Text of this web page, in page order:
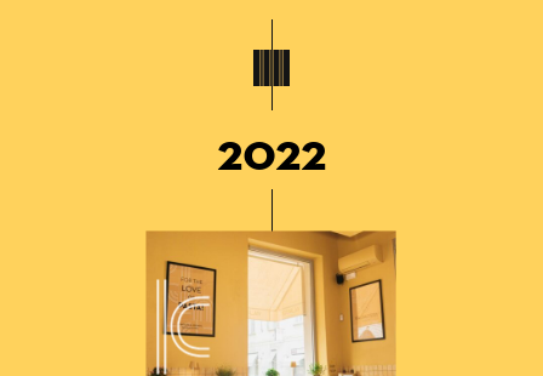
2022